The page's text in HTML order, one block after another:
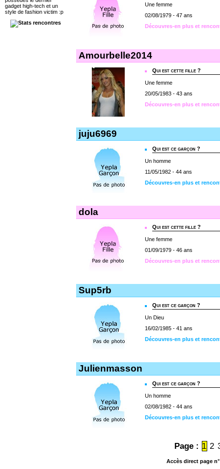
Une femme
02/08/1979 - 47 ans
Découvres-en plus et
Amourbelle2014
Qui est cette fille ?
Une femme
20/05/1983 - 43 ans
Découvres-en plus et
juju6969
Qui est ce garçon ?
Un homme
11/05/1982 - 44 ans
Découvres-en plus et
dola
Qui est cette fille ?
Une femme
01/09/1979 - 46 ans
Découvres-en plus et
Sup5rb
Qui est ce garçon ?
Un Dieu
16/02/1985 - 41 ans
Découvres-en plus et
Julienmasson
Qui est ce garçon ?
Un homme
02/08/1982 - 44 ans
Découvres-en plus et
Page : 1 2
Accès direct page
gadget high-tech et un
style de fashion victim :p